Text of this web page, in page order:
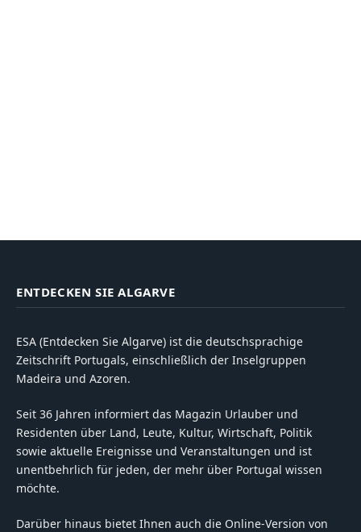
ENTDECKEN SIE ALGARVE
ESA (Entdecken Sie Algarve) ist die deutschsprachige
Zeitschrift Portugals, einschließlich der Inselgruppen
Madeira und Azoren.
Seit 36 Jahren informiert das Magazin Urlauber und
Residenten über Land, Leute, Kultur, Wirtschaft, Politik
sowie aktuelle Ereignisse und Veranstaltungen und ist
unentbehrlich für jeden, der mehr über Portugal wissen
möchte.
Darüber hinaus bietet Ihnen auch die Online-Version von